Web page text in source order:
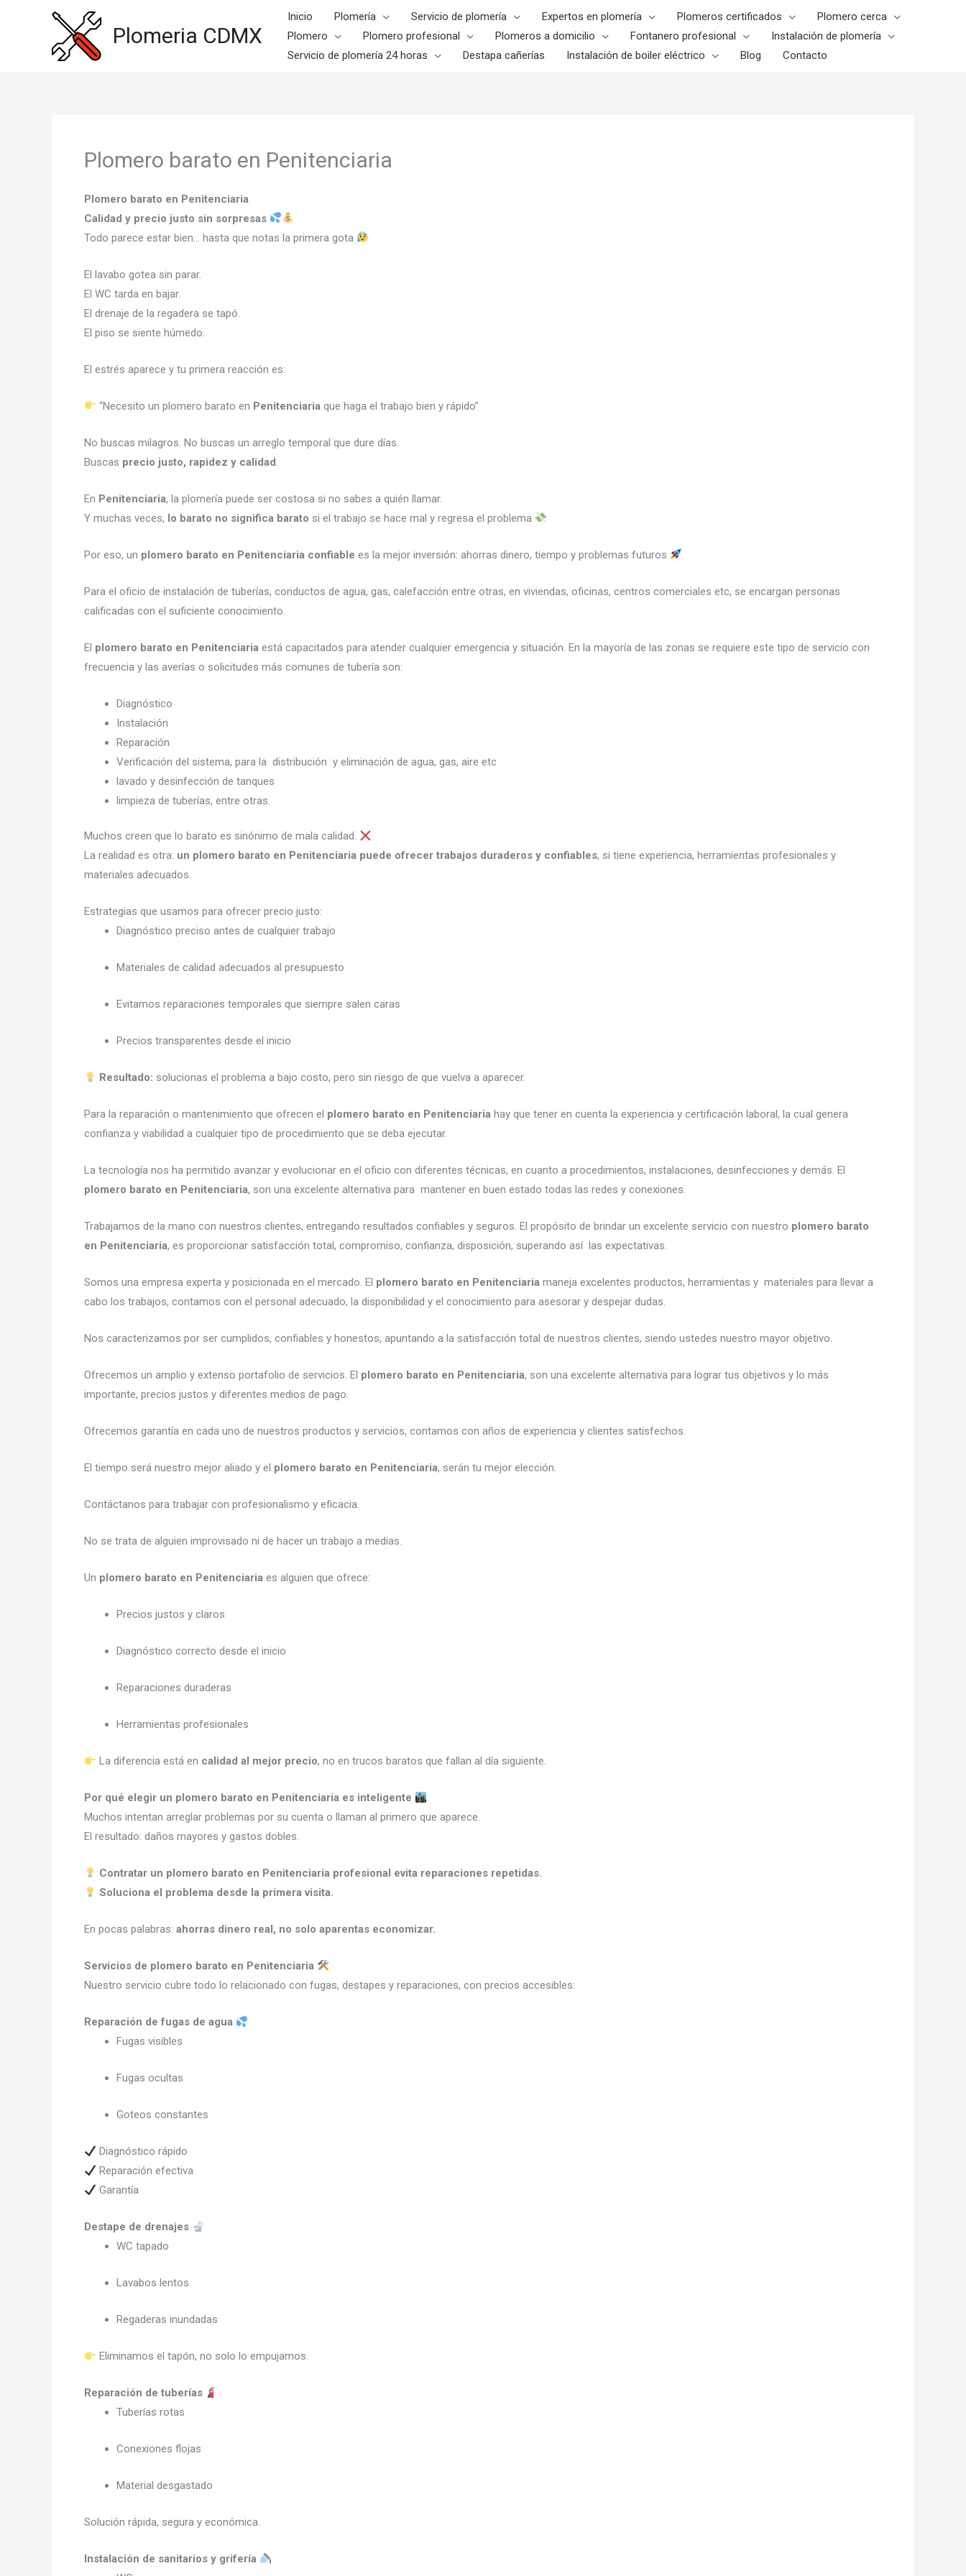
Plomeria CDMX
Inicio Plomería Servicio de plomería Expertos en plomería Plomeros certificados
Plomero cerca
Plomero
Plomero profesional Plomeros a domicilio Fontanero profesional
Instalación de plomería
Servicio de plomería 24 horas
Destapa cañerías Instalación de boiler eléctrico Blog Contacto
Plomero barato en Penitenciaria
Plomero barato en Penitenciaria
Calidad y precio justo sin sorpresas
Todo parece estar bien… hasta que notas la primera gota
El lavabo gotea sin parar.
El WC tarda en bajar.
El drenaje de la regadera se tapó.
El piso se siente húmedo.
El estrés aparece y tu primera reacción es:
“Necesito un plomero barato en Penitenciaria que haga el trabajo bien y rápido”
No buscas milagros. No buscas un arreglo temporal que dure días.
Buscas precio justo, rapidez y calidad
En Penitenciaria, la plomería puede ser costosa si no sabes a quién llamar.
Y muchas veces, lo barato no significa barato si el trabajo se hace mal y regresa el problema
Por eso, un plomero barato en Penitenciaria confiable es la mejor inversión: ahorras dinero, tiempo y problemas futuros
Para el oficio de instalación de tuberías, conductos de agua, gas, calefacción entre otras, en viviendas, oficinas, centros comerciales etc, se encargan personas
calificadas con el suficiente conocimiento.
El plomero barato en Penitenciaria está capacitados para atender cualquier emergencia y situación. En la mayoría de las zonas se requiere este tipo de servicio con
frecuencia y las averías o solicitudes más comunes de tubería son:
Diagnóstico
Instalación
Reparación
Verificación del sistema, para la distribución y eliminación de agua, gas, aire etc
lavado y desinfección de tanques
limpieza de tuberías, entre otras.
Muchos creen que lo barato es sinónimo de mala calidad.
La realidad es otra: un plomero barato en Penitenciaria puede ofrecer trabajos duraderos y confiables, si tiene experiencia, herramientas profesionales y
materiales adecuados.
Estrategias que usamos para ofrecer precio justo:
Diagnóstico preciso antes de cualquier trabajo
Materiales de calidad adecuados al presupuesto
Evitamos reparaciones temporales que siempre salen caras
Precios transparentes desde el inicio
Resultado: solucionas el problema a bajo costo, pero sin riesgo de que vuelva a aparecer.
Para la reparación o mantenimiento que ofrecen el plomero barato en Penitenciaria hay que tener en cuenta la experiencia y certificación laboral, la cual genera
confianza y viabilidad a cualquier tipo de procedimiento que se deba ejecutar.
La tecnología nos ha permitido avanzar y evolucionar en el oficio con diferentes técnicas, en cuanto a procedimientos, instalaciones, desinfecciones y demás. El
plomero barato en Penitenciaria, son una excelente alternativa para mantener en buen estado todas las redes y conexiones.
Trabajamos de la mano con nuestros clientes, entregando resultados confiables y seguros. El propósito de brindar un excelente servicio con nuestro plomero barato
en Penitenciaria, es proporcionar satisfacción total, compromiso, confianza, disposición, superando así las expectativas.
Somos una empresa experta y posicionada en el mercado. El plomero barato en Penitenciaria maneja excelentes productos, herramientas y materiales para llevar a
cabo los trabajos, contamos con el personal adecuado, la disponibilidad y el conocimiento para asesorar y despejar dudas.
Nos caracterizamos por ser cumplidos, confiables y honestos, apuntando a la satisfacción total de nuestros clientes, siendo ustedes nuestro mayor objetivo.
Ofrecemos un amplio y extenso portafolio de servicios. El plomero barato en Penitenciaria, son una excelente alternativa para lograr tus objetivos y lo más
importante, precios justos y diferentes medios de pago.
Ofrecemos garantía en cada uno de nuestros productos y servicios, contamos con años de experiencia y clientes satisfechos.
El tiempo será nuestro mejor aliado y el plomero barato en Penitenciaria, serán tu mejor elección.
Contáctanos para trabajar con profesionalismo y eficacia.
No se trata de alguien improvisado ni de hacer un trabajo a medias.
Un plomero barato en Penitenciaria es alguien que ofrece:
Precios justos y claros
Diagnóstico correcto desde el inicio
Reparaciones duraderas
Herramientas profesionales
La diferencia está en calidad al mejor precio, no en trucos baratos que fallan al día siguiente.
Por qué elegir un plomero barato en Penitenciaria es inteligente
Muchos intentan arreglar problemas por su cuenta o llaman al primero que aparece.
El resultado: daños mayores y gastos dobles.
Contratar un plomero barato en Penitenciaria profesional evita reparaciones repetidas.
Soluciona el problema desde la primera visita.
En pocas palabras: ahorras dinero real, no solo aparentas economizar.
Servicios de plomero barato en Penitenciaria
Nuestro servicio cubre todo lo relacionado con fugas, destapes y reparaciones, con precios accesibles:
Reparación de fugas de agua
Fugas visibles
Fugas ocultas
Goteos constantes
Diagnóstico rápido
Reparación efectiva
Garantía
Destape de drenajes
WC tapado
Lavabos lentos
Regaderas inundadas
Eliminamos el tapón, no solo lo empujamos.
Reparación de tuberías
Tuberías rotas
Conexiones flojas
Material desgastado
Solución rápida, segura y económica.
Instalación de sanitarios y grifería